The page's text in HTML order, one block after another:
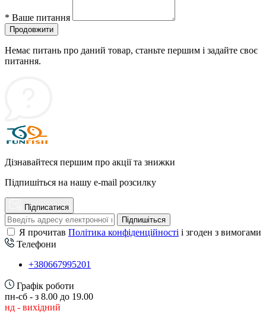
* Ваше питання
Продовжити
Немає питань про даний товар, станьте першим і задайте своє
питання.
Дізнавайтеся першим про акції та знижки
Підпишіться на нашу e-mail розсилку
Підписатися
Підпишіться
Я прочитав Політика конфіденційності і згоден з вимогами
Телефони
+380667995201
Графік роботи
пн-сб - з 8.00 до 19.00
нд - вихідний